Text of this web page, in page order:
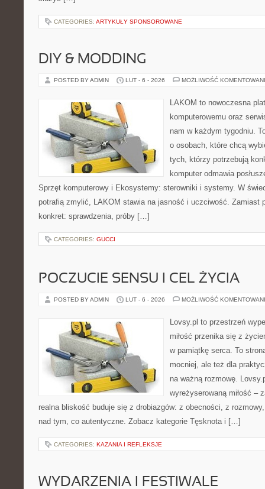
CATEGORIES: ARTYKUŁY SPONSOROWANE
DIY & MODDING
POSTED BY ADMIN LUT - 6 - 2026 MOŻLIWOŚĆ
LAKOM to nowoczesna
komputerowemu oraz
nam w każdym tygodniu.
o osobach, które chcą
tych, którzy potrzebują
komputer odmawia
Sprzęt komputerowy i Ekosystemy: sterowniki i systemy. W
potrafią zmylić, LAKOM stawia na jasność i uczciwość. Zamiast
konkret: sprawdzenia, próby […]
CATEGORIES: GUCCI
POCZUCIE SENSU I CEL ŻYCIA
POSTED BY ADMIN LUT - 6 - 2026 MOŻLIWOŚĆ
Lovsy.pl to przestrzeń
miłość przenika się z
w pamiątkę serca. To
mocniej, ale też dla
na ważną rozmowę.
wyreżyserowaną miłość –
realna bliskość buduje się z drobiazgów: z obecności, z
nad tym, co autentyczne. Zobacz kategorie Tęsknota i […]
CATEGORIES: KAZANIA I REFLEKSJE
WYDARZENIA I FESTIWALE